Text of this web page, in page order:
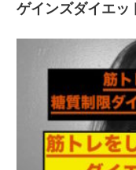
ゲインズダイエッ